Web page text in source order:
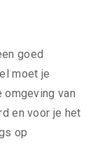
goed
moet je
van
en voor je het
op